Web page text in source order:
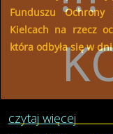
czytaj więcej
Funduszu
Kielcach na rzecz
która odbyła się w